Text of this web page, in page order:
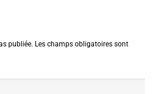
publiée. Les champs obligatoires sont